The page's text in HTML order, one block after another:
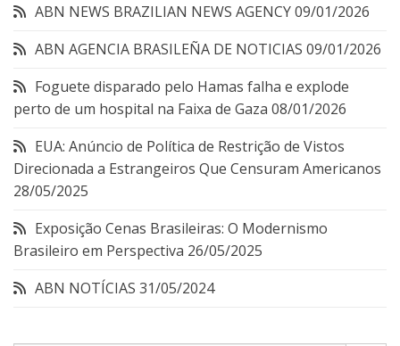
ABN NEWS BRAZILIAN NEWS AGENCY09/01/2026
ABN AGENCIA BRASILEÑA DE NOTICIAS 09/01/2026
Foguete disparado pelo Hamas falha e explode
perto de um hospital na Faixa de Gaza 08/01/2026
EUA: Anúncio de Política de Restrição de Vistos
Direcionada a Estrangeiros Que Censuram Americanos
28/05/2025
Exposição Cenas Brasileiras: O Modernismo
Brasileiro em Perspectiva 26/05/2025
ABN NOTÍCIAS 31/05/2024